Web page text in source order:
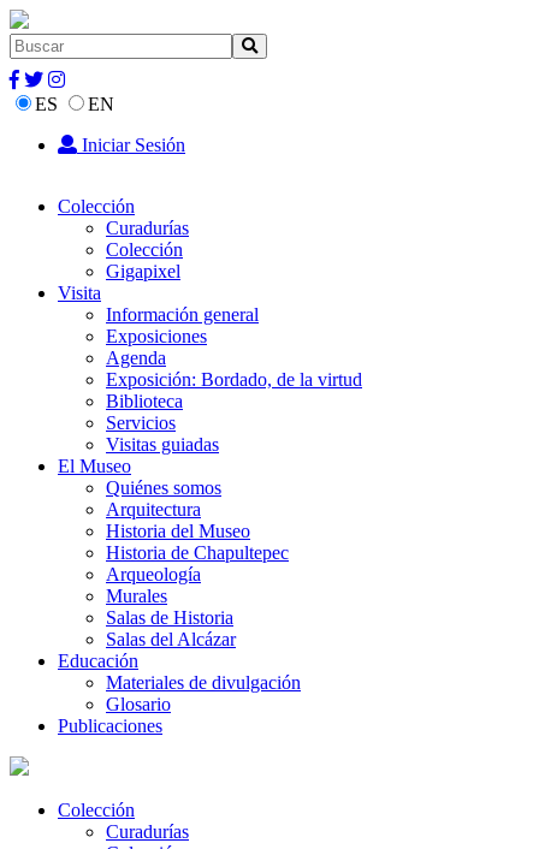
ES
EN
Iniciar Sesión
Colección
Curadurías
Colección
Gigapixel
Visita
Información general
Exposiciones
Agenda
Exposición: Bordado, de la virtud
Biblioteca
Servicios
Visitas guiadas
El Museo
Quiénes somos
Arquitectura
Historia del Museo
Historia de Chapultepec
Arqueología
Murales
Salas de Historia
Salas del Alcázar
Educación
Materiales de divulgación
Glosario
Publicaciones
Colección
Curadurías